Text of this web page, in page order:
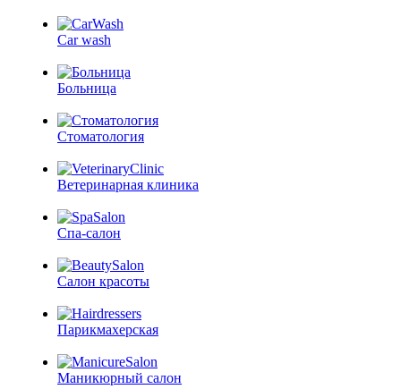
Car wash
Больница
Стоматология
Ветеринарная клиника
Спа-салон
Салон красоты
Парикмахерская
Маникюрный салон